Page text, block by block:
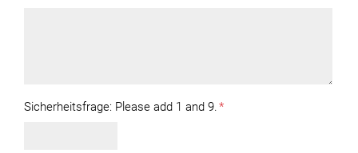
Sicherheitsfrage: Please add 1 and 9.*